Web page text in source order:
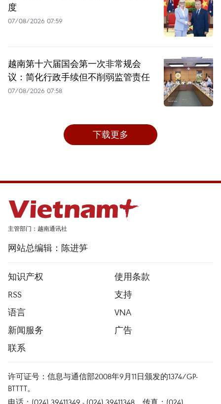
度
07/08/2026 07:59
越南第十六届国会第一次非常规会
议：简化行政手续但不削弱监管责任
07/08/2026 07:58
下载更多
主管部门：越南通讯社
网站总编辑：陈进笋
知识产权
使用条款
RSS
支持
语言
VNA
新闻服务
广告
联系
许可证号：信息与通信部2008年9月11日颁发的1374/GP-
BTTTT。
电话：(024) 39411349 - (024) 39411348，传真：(024)